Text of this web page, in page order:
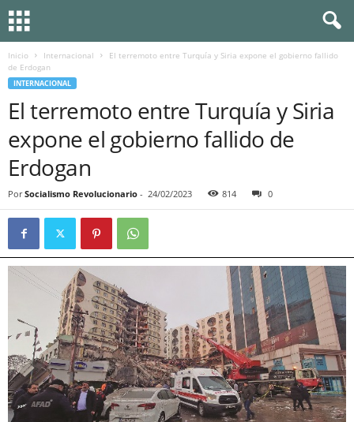
Inicio Internacional
El terremoto entre Turquía y Siria expone el gobierno fallido
de Erdogan
INTERNACIONAL
El terremoto entre Turquía y Siria
expone el gobierno fallido de
Erdogan
Por Socialismo Revolucionario - 24/02/2023 814 0